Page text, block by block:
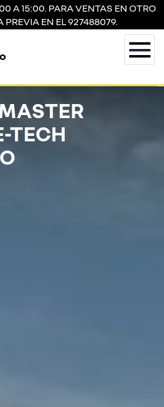
A 15:00. PARA VENTAS EN OTRO
PREVIA EN EL 927488079.
TECH